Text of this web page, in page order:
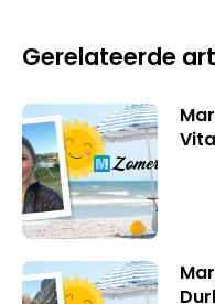
Gerelateerde